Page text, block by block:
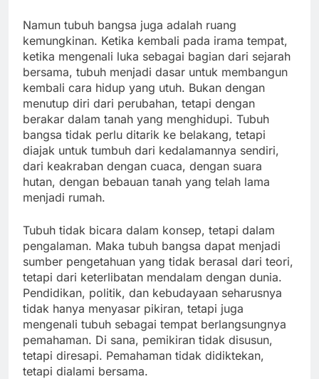
Namun tubuh bangsa juga adalah ruang
kemungkinan. Ketika kembali pada irama tempat,
ketika mengenali luka sebagai bagian dari sejarah
bersama, tubuh menjadi dasar untuk membangun
kembali cara hidup yang utuh. Bukan dengan
menutup diri dari perubahan, tetapi dengan
berakar dalam tanah yang menghidupi. Tubuh
bangsa tidak perlu ditarik ke belakang, tetapi
diajak untuk tumbuh dari kedalamannya sendiri,
dari keakraban dengan cuaca, dengan suara
hutan, dengan bebauan tanah yang telah lama
menjadi rumah.
Tubuh tidak bicara dalam konsep, tetapi dalam
pengalaman. Maka tubuh bangsa dapat menjadi
sumber pengetahuan yang tidak berasal dari teori,
tetapi dari keterlibatan mendalam dengan dunia.
Pendidikan, politik, dan kebudayaan seharusnya
tidak hanya menyasar pikiran, tetapi juga
mengenali tubuh sebagai tempat berlangsungnya
pemahaman. Di sana, pemikiran tidak disusun,
tetapi diresapi. Pemahaman tidak didiktekan,
tetapi dialami bersama.